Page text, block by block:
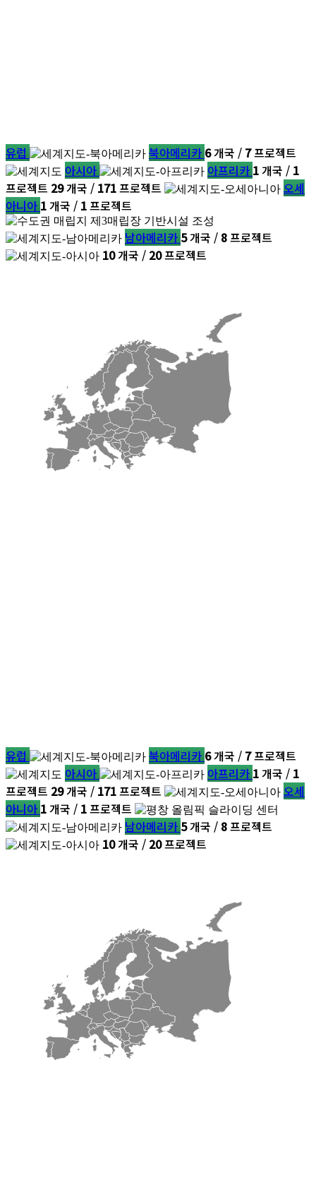
유럽 북아메리카 6개국 / 7프로젝트
아시아
아프리카 1개국 / 1
프로젝트 29개국 / 171프로젝트
오세
아니아 1개국 / 1프로젝트
남아메리카 5개국 / 8프로젝트
10개국 / 20프로젝트
유럽 북아메리카 6개국 / 7프로젝트
아시아
아프리카 1개국 / 1
프로젝트 29개국 / 171프로젝트
오세
아니아 1개국 / 1프로젝트
남아메리카 5개국 / 8프로젝트
10개국 / 20프로젝트